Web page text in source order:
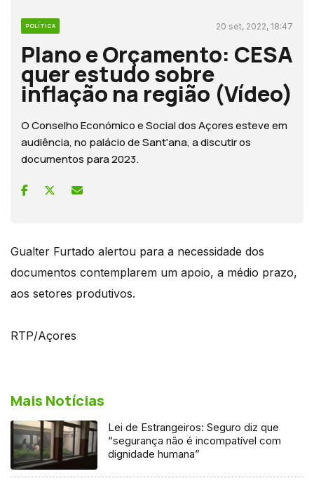
POLÍTICA 20 set, 2022, 18:47
Plano e Orçamento: CESA
quer estudo sobre
inflação na região (Vídeo)
O Conselho Económico e Social dos Açores esteve em
audiência, no palácio de Sant'ana, a discutir os
documentos para 2023.
Gualter Furtado alertou para a necessidade dos
documentos contemplarem um apoio, a médio prazo,
aos setores produtivos.
RTP/Açores
Mais Notícias
Lei de Estrangeiros: Seguro diz que
“segurança não é incompatível com
dignidade humana”